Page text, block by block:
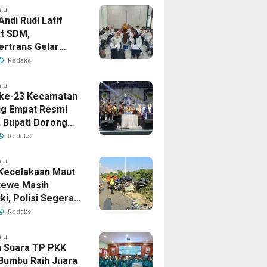
Rudi Latif
SDM,
Gelar
Desain Grafis
Redaksi
23 Kecamatan
Empat Resmi
Bupati Dorong
Generasi
Redaksi
Maut
Masih
Polisi Segera
Redaksi
Suara TP PKK
Raih Juara